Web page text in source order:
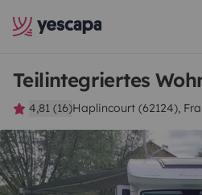
4,81 (16)Haplincourt (62124),